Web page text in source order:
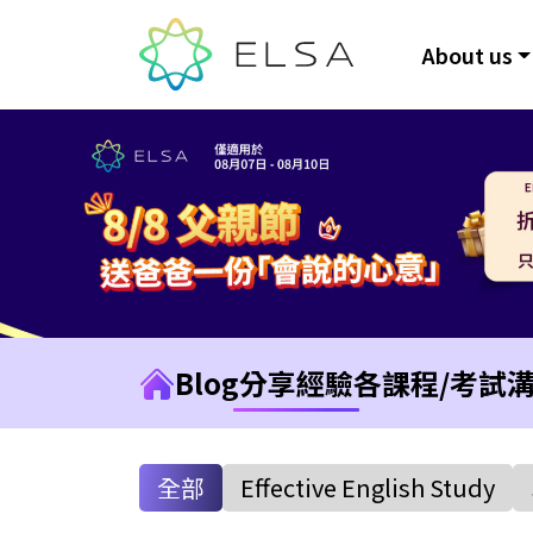
About us
Blog分享經驗各課程/考試
全部 Effective English Study